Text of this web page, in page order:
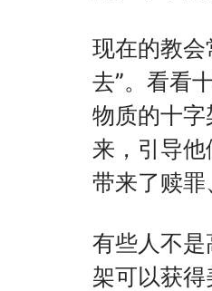
现在的教
去”。看看
物质的十
来，引导
带来了赎罪
有些人不
架可以获